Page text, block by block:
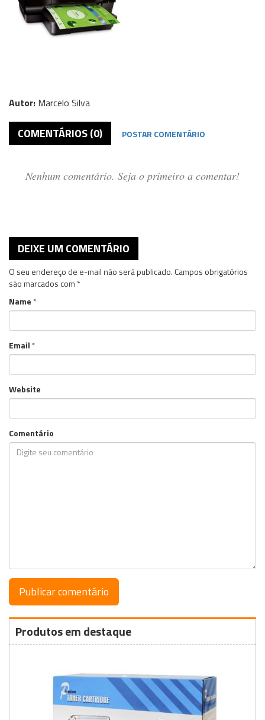
Autor: Marcelo Silva
COMENTÁRIOS (0) POSTAR COMENTÁRIO
Nenhum comentário. Seja o primeiro a comentar!
DEIXE UM COMENTÁRIO
O seu endereço de e-mail não será publicado. Campos obrigatórios
são marcados com *
Name *
Email *
Website
Comentário
Produtos em destaque